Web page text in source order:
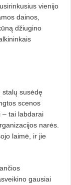
vienijo
dainos,
džiugino
stalų susėdę
scenos
– tai labdarai
narės.
laimė, ir jie
gausiai